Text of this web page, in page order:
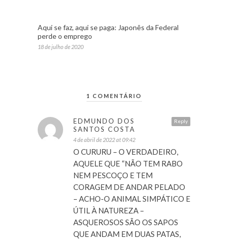
Aqui se faz, aqui se paga: Japonês da Federal
perde o emprego
18 de julho de 2020
1 COMENTÁRIO
Reply
EDMUNDO DOS
SANTOS COSTA
4 de abril de 2022 at 09:42
O CURURU – O VERDADEIRO,
AQUELE QUE “NÃO TEM RABO
NEM PESCOÇO E TEM
CORAGEM DE ANDAR PELADO
– ACHO-O ANIMAL SIMPÁTICO E
ÚTIL À NATUREZA –
ASQUEROSOS SÃO OS SAPOS
QUE ANDAM EM DUAS PATAS,